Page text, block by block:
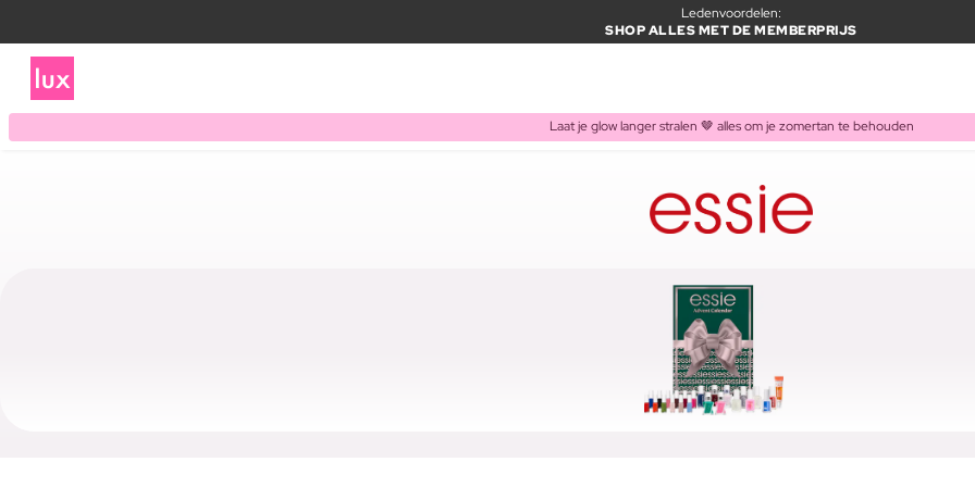
Ledenvoordelen:
SHOP ALLES MET DE MEMBERPRIJS
Laat je glow langer stralen 🤎 alles om je zomertan te behouden